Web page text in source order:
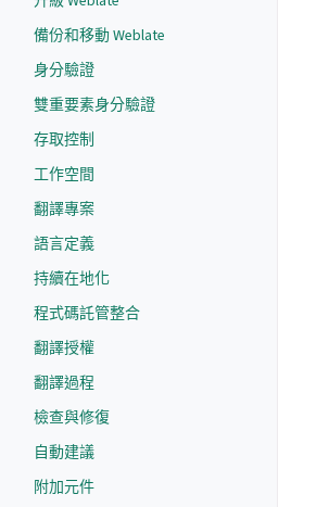
備份和移動 Weblate
身分驗證
雙重要素身分驗證
存取控制
工作空間
翻譯專案
語言定義
持續在地化
程式碼託管整合
翻譯授權
翻譯過程
檢查與修復
自動建議
附加元件